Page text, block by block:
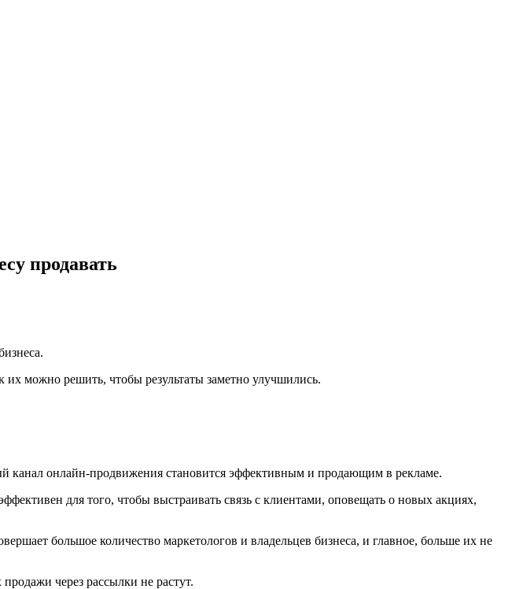
продавать
можно решить, чтобы результаты заметно улучшились.
канал онлайн-продвижения становится эффективным и продающим в рекламе.
для того, чтобы выстраивать связь с клиентами, оповещать о новых акциях,
большое количество маркетологов и владельцев бизнеса, и главное, больше их не
через рассылки не растут.